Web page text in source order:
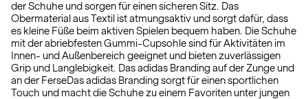
der Schuhe und sorgen für einen sicheren Sitz. Das
Obermaterial aus Textil ist atmungsaktiv und sorgt dafür, dass
es kleine Füße beim aktiven Spielen bequem haben. Die Schuhe
mit der abriebfesten Gummi-Cupsohle sind für Aktivitäten im
Innen- und Außenbereich geeignet und bieten zuverlässigen
Grip und Langlebigkeit. Das adidas Branding auf der Zunge und
an der FerseDas adidas Branding sorgt für einen sportlichen
Touch und macht die Schuhe zu einem Favoriten unter jungen